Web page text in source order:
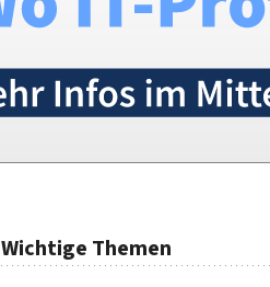
Wichtige Themen